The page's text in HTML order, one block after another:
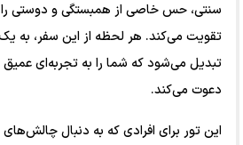
سنتی، حس خاصی از همبستگی و دوستی را
تقویت می‌کند. هر لحظه از این سفر، به
تبدیل می‌شود که شما را به تجربه‌ای
دعوت می‌کند.
این تور برای افرادی که به دنبال چالش‌های